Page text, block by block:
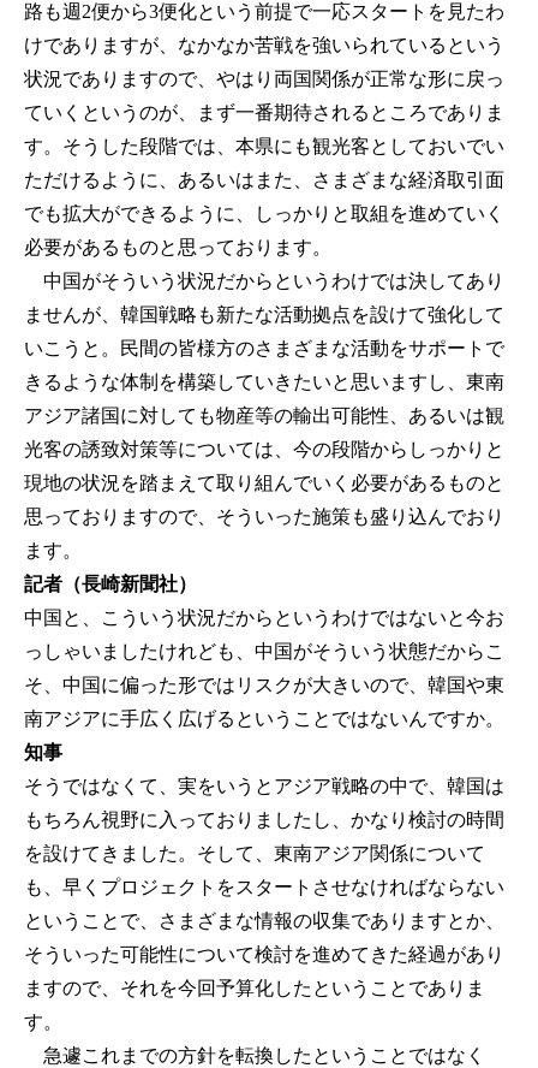
路も週2便から3便化という前提で一応スタートを見たわ
けでありますが、なかなか苦戦を強いられているという
状況でありますので、やはり両国関係が正常な形に戻っ
ていくというのが、まず一番期待されるところでありま
す。そうした段階では、本県にも観光客としておいでい
ただけるように、あるいはまた、さまざまな経済取引面
でも拡大ができるように、しっかりと取組を進めていく
必要があるものと思っております。
中国がそういう状況だからというわけでは決してあり
ませんが、韓国戦略も新たな活動拠点を設けて強化して
いこうと。民間の皆様方のさまざまな活動をサポートで
きるような体制を構築していきたいと思いますし、東南
アジア諸国に対しても物産等の輸出可能性、あるいは観
光客の誘致対策等については、今の段階からしっかりと
現地の状況を踏まえて取り組んでいく必要があるものと
思っておりますので、そういった施策も盛り込んでおり
ます。
記者（長崎新聞社）
中国と、こういう状況だからというわけではないと今お
っしゃいましたけれども、中国がそういう状態だからこ
そ、中国に偏った形ではリスクが大きいので、韓国や東
南アジアに手広く広げるということではないんですか。
知事
そうではなくて、実をいうとアジア戦略の中で、韓国は
もちろん視野に入っておりましたし、かなり検討の時間
を設けてきました。そして、東南アジア関係について
も、早くプロジェクトをスタートさせなければならない
ということで、さまざまな情報の収集でありますとか、
そういった可能性について検討を進めてきた経過があり
ますので、それを今回予算化したということでありま
す。
急遽これまでの方針を転換したということではなく